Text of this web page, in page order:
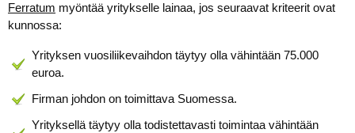
Ferratum myöntää yritykselle lainaa, jos seuraavat kriteerit ovat
kunnossa:
Yrityksen vuosiliikevaihdon täytyy olla vähintään 75.000
euroa.
Firman johdon on toimittava Suomessa.
Yrityksellä täytyy olla todistettavasti toimintaa vähintään